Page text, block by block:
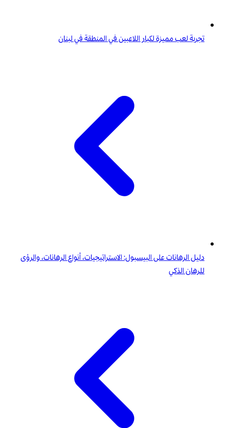
تجربة لعب مميزة لكبار اللاعبين في المنطقة في لبنان
دليل الرهانات على البيسبول: الاستراتيجيات، أنواع الرهانات، والرؤى
للرهان الذكي